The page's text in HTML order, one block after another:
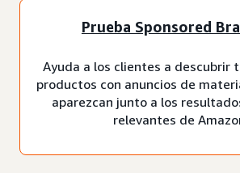
Prueba Sponsored
Ayuda a los clientes a descubrir
productos con anuncios de
aparezcan junto a los
relevantes de